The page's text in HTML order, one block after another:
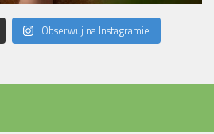
Obserwuj na Instagramie